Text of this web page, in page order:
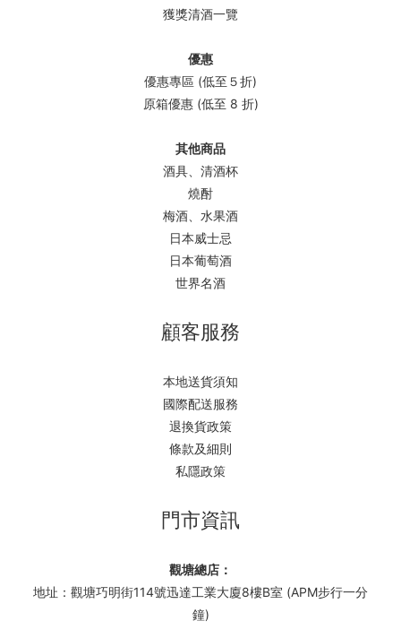
獲獎清酒一覽
優惠
優惠專區 (低至５折)
原箱優惠 (低至 8 折)
其他商品
酒具、清酒杯
燒酎
梅酒、水果酒
日本威士忌
日本葡萄酒
世界名酒
顧客服務
本地送貨須知
國際配送服務
退換貨政策
條款及細則
私隱政策
門市資訊
觀塘總店：
地址：觀塘巧明街114號迅達工業大廈8樓B室 (APM步行一分
鐘)